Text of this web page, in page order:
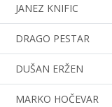
JANEZ KNIFIC
DRAGO PESTAR
DUŠAN ERŽEN
MARKO HOČEVAR